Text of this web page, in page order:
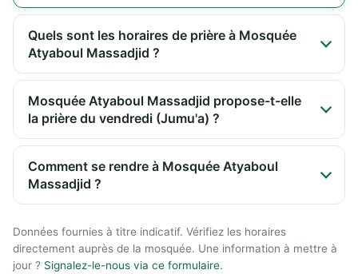
Quels sont les horaires de prière à Mosquée
Atyaboul Massadjid ?
Mosquée Atyaboul Massadjid propose-t-elle
la prière du vendredi (Jumu'a) ?
Comment se rendre à Mosquée Atyaboul
Massadjid ?
Données fournies à titre indicatif. Vérifiez les horaires
directement auprès de la mosquée. Une information à mettre à
jour ? Signalez-le-nous via ce formulaire.